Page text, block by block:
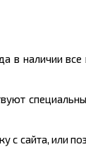
в наличии
с сайта, или